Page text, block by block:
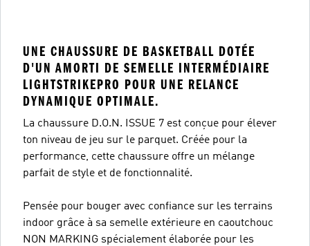
UNE CHAUSSURE DE BASKETBALL DOTÉE
D'UN AMORTI DE SEMELLE INTERMÉDIAIRE
LIGHTSTRIKEPRO POUR UNE RELANCE
DYNAMIQUE OPTIMALE.
La chaussure D.O.N. ISSUE 7 est conçue pour élever
ton niveau de jeu sur le parquet. Créée pour la
performance, cette chaussure offre un mélange
parfait de style et de fonctionnalité.
Pensée pour bouger avec confiance sur les terrains
indoor grâce à sa semelle extérieure en caoutchouc
NON MARKING spécialement élaborée pour les